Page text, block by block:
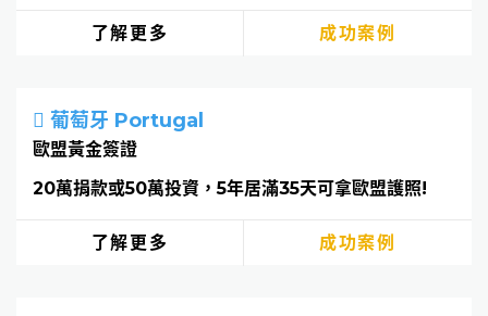
了解更多 成功案例
葡萄牙 Portugal
歐盟黃金簽證
20萬捐款或50萬投資，5年居滿35天可拿歐盟護照!
了解更多 成功案例